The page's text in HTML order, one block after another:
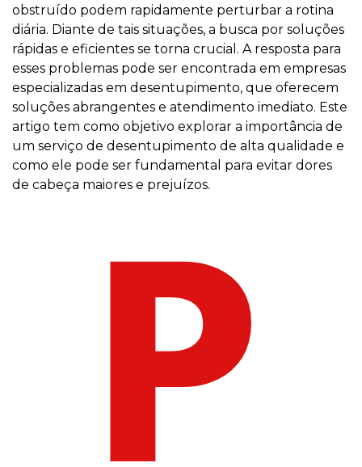
obstruído podem rapidamente perturbar a rotina
diária. Diante de tais situações, a busca por soluções
rápidas e eficientes se torna crucial. A resposta para
esses problemas pode ser encontrada em empresas
especializadas em desentupimento, que oferecem
soluções abrangentes e atendimento imediato. Este
artigo tem como objetivo explorar a importância de
um serviço de desentupimento de alta qualidade e
como ele pode ser fundamental para evitar dores
de cabeça maiores e prejuízos.
P